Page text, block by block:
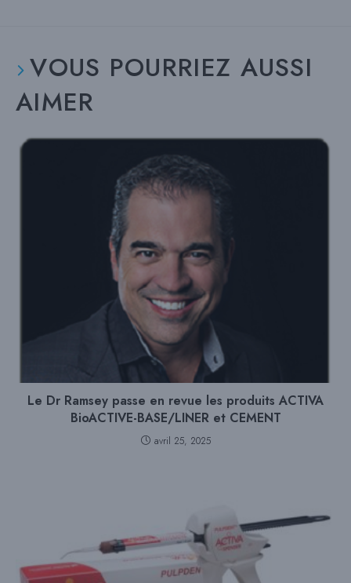
VOUS POURRIEZ AUSSI
AIMER
Le Dr Ramsey passe en revue les produits ACTIVA
BioACTIVE-BASE/LINER et CEMENT
avril 25, 2025